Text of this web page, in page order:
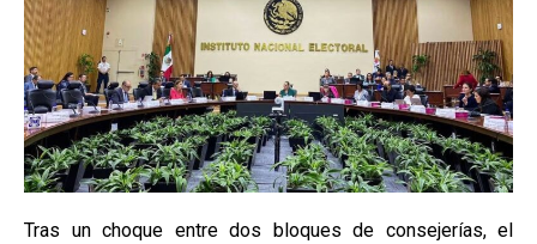
Tras un choque entre dos bloques de consejerías, el